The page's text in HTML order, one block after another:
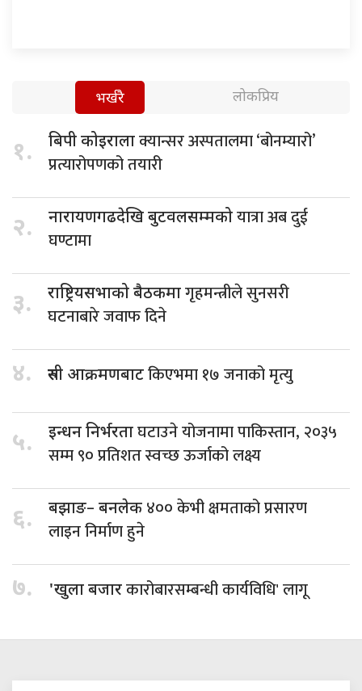
भर्खरै लोकप्रिय
१. बिपी कोइरालाक्यान्सर अस्पतालमा ‘बोनम्यारो’
प्रत्यारोपणको तयारी
२. नारायणगढदेखि बुटवलसम्मकोयात्रा अब दुई
घण्टामा
३. राष्ट्रियसभाको बैठकमागृहमन्त्रीले सुनसरी
घटनाबारे जवाफ दिने
४. रुसी आक्रमणबाटकिएभमा १७ जनाको मृत्यु
५. इन्धन निर्भरताघटाउने योजनामा पाकिस्तान, २०३५
सम्म ९० प्रतिशत स्वच्छ ऊर्जाको लक्ष्य
६. बझाङ– बनलेक ४०० केभी क्षमताको प्रसारण
लाइन निर्माण हुने
७. 'खुला बजारकारोबारसम्बन्धी कार्यविधि' लागू